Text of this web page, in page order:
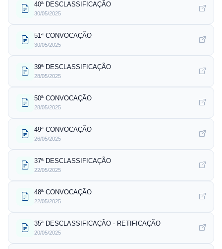
40ª DESCLASSIFICAÇÃO
30/05/2025
51ª CONVOCAÇÃO
30/05/2025
39ª DESCLASSIFICAÇÃO
28/05/2025
50ª CONVOCAÇÃO
28/05/2025
49ª CONVOCAÇÃO
26/05/2025
37ª DESCLASSIFICAÇÃO
22/05/2025
48ª CONVOCAÇÃO
22/05/2025
35ª DESCLASSIFICAÇÃO - RETIFICAÇÃO
20/05/2025